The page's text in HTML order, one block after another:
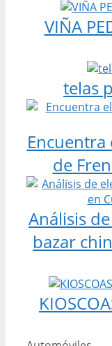
VIÑA
telas
Encuentra
de
Análisis
bazar